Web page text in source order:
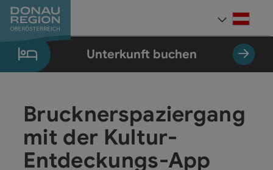
Zum Inhalt
Zur Navigation
Zum Seitenanfang
Zur Kontaktseite
Zum Impressum
Zur Startseite
Unterkunft buchen
Brucknerspaziergang
mit der Kultur-
Entdeckungs-App